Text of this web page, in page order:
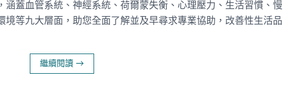
涵蓋血管系統、神經系統、荷爾蒙失衡、心理壓力、生活習慣、慢
境等九大層面，助您全面了解並及早尋求專業協助，改善性生活品
繼續閱讀 →